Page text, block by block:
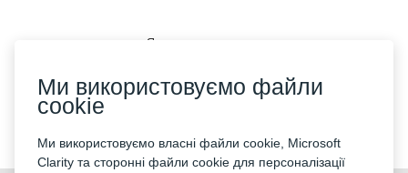
Як купити квиток
Ми використовуємо файли
cookie
Ми використовуємо власні файли cookie, Microsoft
Clarity та сторонні файли cookie для персоналізації